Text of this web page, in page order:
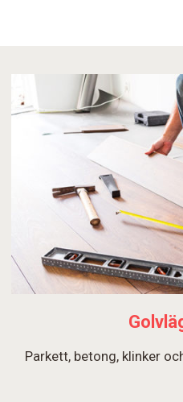
Parkett, betong, klinker